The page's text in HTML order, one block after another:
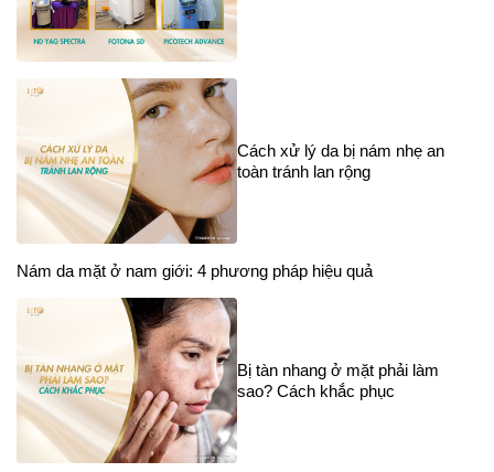
Cách xử lý da bị nám nhẹ an
toàn tránh lan rộng
Nám da mặt ở nam giới: 4 phương pháp hiệu quả
Bị tàn nhang ở mặt phải làm
sao? Cách khắc phục